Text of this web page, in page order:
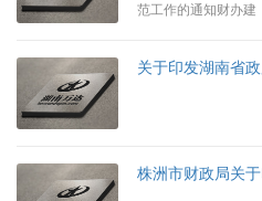
范工作的通知财办建
二十大关于“实施城
设施建设